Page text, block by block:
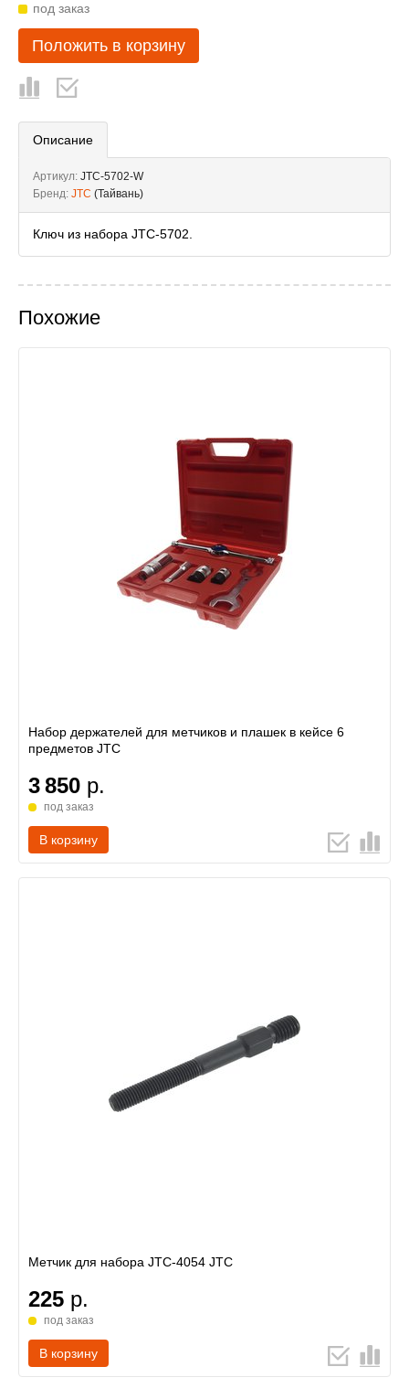
под заказ
Положить в корзину
Описание
Артикул: JTC-5702-W
Бренд: JTC (Тайвань)
Ключ из набора JTC-5702.
Похожие
Набор держателей для метчиков и плашек в кейсе 6
предметов JTC
3 850 р.
под заказ
В корзину
Метчик для набора JTC-4054 JTC
225 р.
под заказ
В корзину